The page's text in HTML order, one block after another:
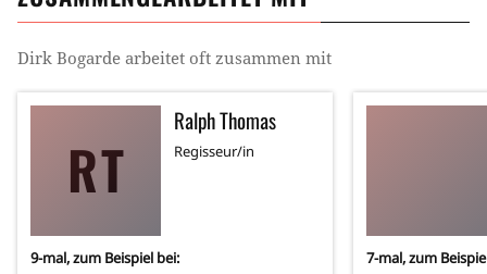
Dirk Bogarde arbeitet oft zusammen mit
RT
Ralph Thomas
Regisseur/in
9-mal, zum Beispiel bei:
7-mal, zum